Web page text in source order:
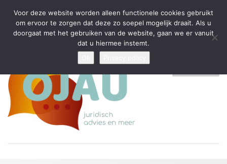
Tijdelijke stop: wegens drukte kan ik beperkt nieuwe zaken aannemen
en vragen beantwoorden
Algemene Voorwaarden
Disclaimer Privacybeleid
Voor deze website worden alleen functionele cookies gebruikt
om ervoor te zorgen dat deze zo soepel mogelijk draait. Als u
doorgaat met het gebruiken van de website, gaan we er vanuit
dat u hiermee instemt.